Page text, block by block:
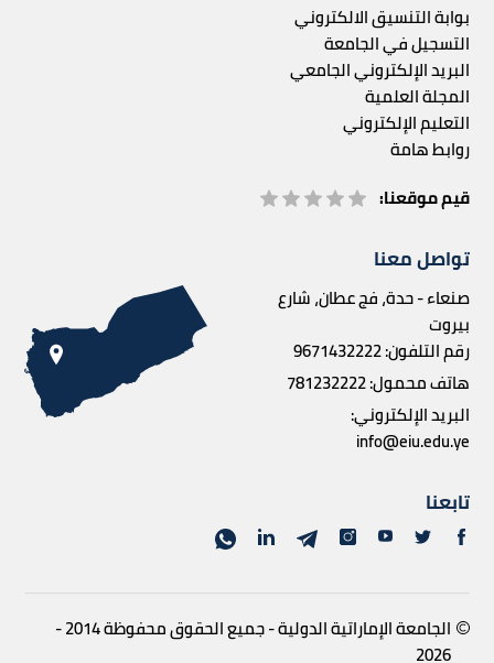
بوابة التنسيق الالكتروني
التسجيل في الجامعة
البريد الإلكتروني الجامعي
المجلة العلمية
التعليم الإلكتروني
روابط هامة
قيم موقعنا:
تواصل معنا
صنعاء - حدة، فج عطان، شارع
بيروت
رقم التلفون:9671432222
هاتف محمول:781232222
البريد الإلكتروني:
info@eiu.edu.ye
تابعنا
الجامعة الإماراتية الدولية - جميع الحقوق محفوظة 2014 -
2026